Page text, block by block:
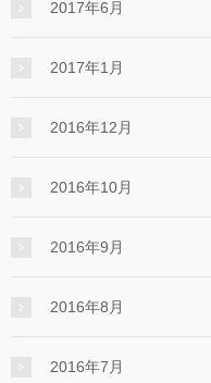
2017年6月
2017年1月
2016年12月
2016年10月
2016年9月
2016年8月
2016年7月